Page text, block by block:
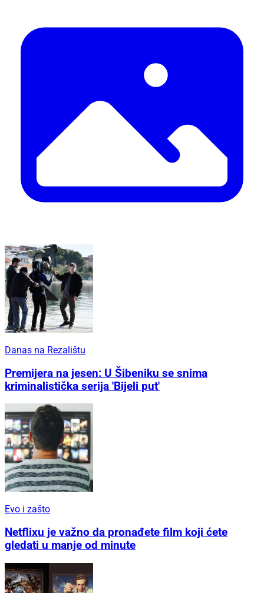
Danas na Rezalištu
Premijera na jesen: U Šibeniku se snima
kriminalistička serija 'Bijeli put'
Evo i zašto
Netflixu je važno da pronađete film koji ćete
gledati u manje od minute